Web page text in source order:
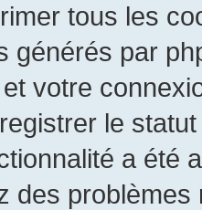
tous les
générés par
votre
le
a été
des